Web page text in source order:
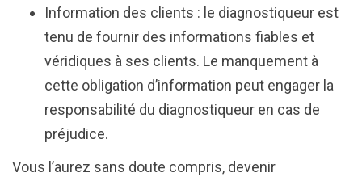
Information des clients : le diagnostiqueur est
tenu de fournir des informations fiables et
véridiques à ses clients. Le manquement à
cette obligation d’information peut engager la
responsabilité du diagnostiqueur en cas de
préjudice.
Vous l’aurez sans doute compris, devenir